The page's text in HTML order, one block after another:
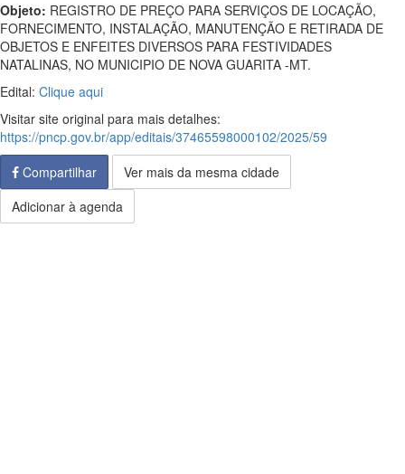
Objeto: REGISTRO DE PREÇO PARA SERVIÇOS DE LOCAÇÃO,
FORNECIMENTO, INSTALAÇÃO, MANUTENÇÃO E RETIRADA DE
OBJETOS E ENFEITES DIVERSOS PARA FESTIVIDADES
NATALINAS, NO MUNICIPIO DE NOVA GUARITA -MT.
Edital: Clique aqui
Visitar site original para mais detalhes:
https://pncp.gov.br/app/editais/37465598000102/2025/59
Compartilhar
Ver mais da mesma cidade
Adicionar à agenda